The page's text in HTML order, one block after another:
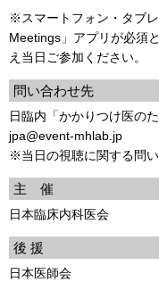
※スマートフォン・タブ
Meetings」アプリが必須
え当日ご参加ください。
問い合わせ先
日臨内「かかりつけ医の
jpa@event-mhlab.jp
※当日の視聴に関する問
主 催
日本臨床内科医会
後 援
日本医師会